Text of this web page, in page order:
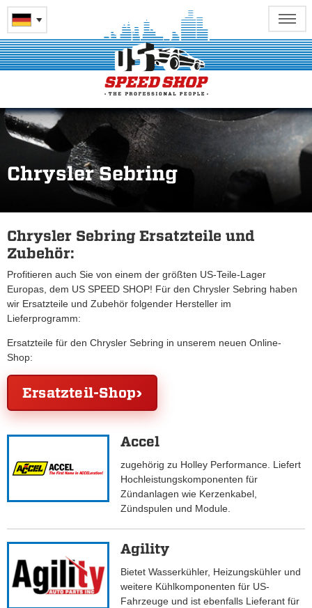
Chrysler Sebring
Chrysler Sebring Ersatzteile und
Zubehör:
Profitieren auch Sie von einem der größten US-Teile-Lager
Europas, dem US SPEED SHOP! Für den Chrysler Sebring haben
wir Ersatzteile und Zubehör folgender Hersteller im
Lieferprogramm:
Ersatzteile für den Chrysler Sebring in unserem neuen Online-
Shop:
Ersatzteil-Shop
Accel
zugehörig zu Holley Performance. Liefert
Hochleistungskomponenten für
Zündanlagen wie Kerzenkabel,
Zündspulen und Module.
Agility
Bietet Wasserkühler, Heizungskühler und
weitere Kühlkomponenten für US-
Fahrzeuge und ist ebenfalls Lieferant für